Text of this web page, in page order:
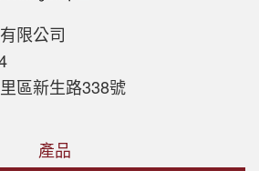
限公司
區新生路338號
產品